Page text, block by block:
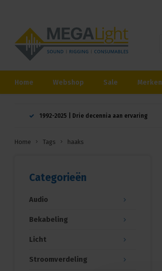
Home Webshop Sale Merken
1992-2025 | Drie decennia aan ervaring
Home Tags haaks
Categorieën
Audio
Bekabeling
Licht
Stroomverdeling